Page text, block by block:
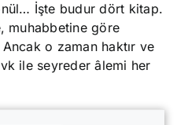
İşte budur dört kitap.
muhabbetine göre
o zaman haktır ve
ile seyreder âlemi her